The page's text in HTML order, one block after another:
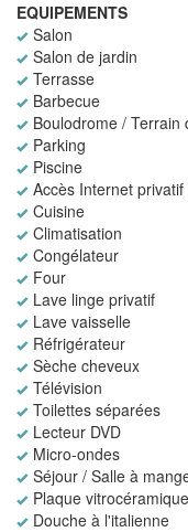
EQUIPEMENTS
Salon
Salon de jardin
Terrasse
Barbecue
Boulodrome /
Parking
Piscine
Accès Internet privatif
Cuisine
Climatisation
Congélateur
Four
Lave linge privatif
Lave vaisselle
Réfrigérateur
Sèche cheveux
Télévision
Toilettes séparées
Lecteur DVD
Micro-ondes
Séjour / Salle à
Plaque vitrocéramique
Douche à l'italienne